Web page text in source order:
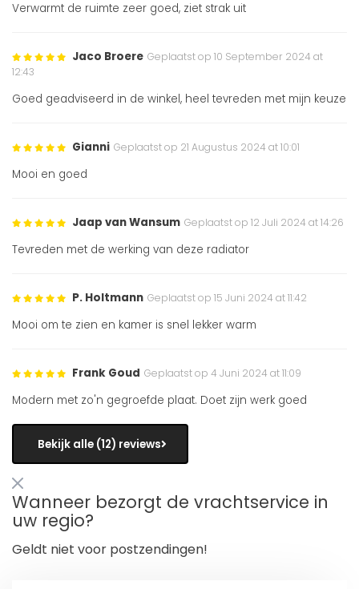
Verwarmt de ruimte zeer goed, ziet strak uit
Jaco Broere Geplaatst op 10 September 2024 at
12:43
Goed geadviseerd in de winkel, heel tevreden met mijn keuze
Gianni Geplaatst op 21 Augustus 2024 at 10:01
Mooi en goed
Jaap van Wansum Geplaatst op 12 Juli 2024 at 14:26
Tevreden met de werking van deze radiator
P. Holtmann Geplaatst op 15 Juni 2024 at 11:42
Mooi om te zien en kamer is snel lekker warm
Frank Goud Geplaatst op 4 Juni 2024 at 11:09
Modern met zo'n gegroefde plaat. Doet zijn werk goed
Bekijk alle (12) reviews
Wanneer bezorgt de vrachtservice in
uw regio?
Geldt niet voor postzendingen!